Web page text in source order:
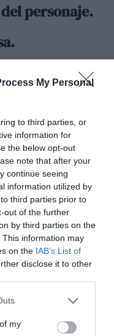
My Personal
to third parties, or
information for
the below opt-out
note that after your
continue seeing
information utilized by
third parties prior to
out of the further
by third parties on the
This information may
on the IAB’s List of
disclose it to other
my
personaje.
229 muertos.
November 3, 2025
Josep Borrell
política tiene que
Luis Rodríguez
la crisis
gestionó la DANA”.
pero se
y políticas
error sino su
es Ayuso en
en la